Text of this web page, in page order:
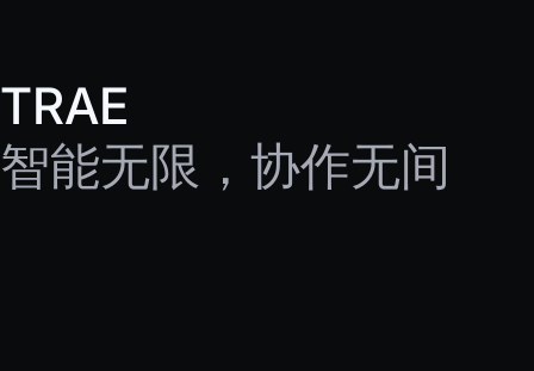
TRAE
智能无限，协作无间